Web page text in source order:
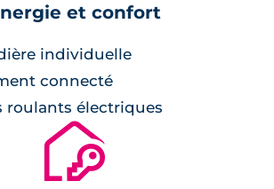
et confort
individuelle
connecté
roulants électriques
🔐